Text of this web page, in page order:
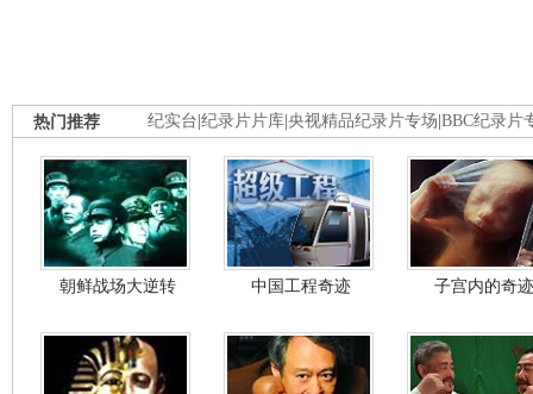
纪实台 纪录片片库 央视精品纪录片专场 BBC纪录片
热门推荐
朝鲜战场大逆转 中国工程奇迹 子宫内的奇迹